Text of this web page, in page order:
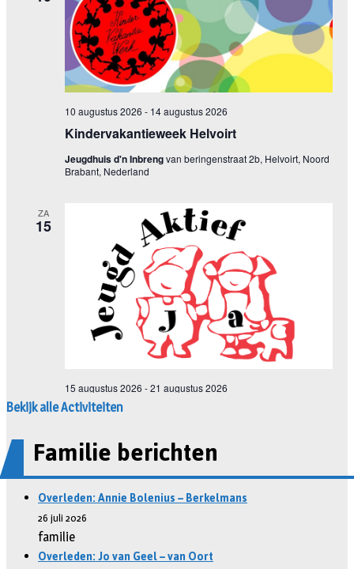
Bekijk alle Activiteiten
Familie berichten
Overleden: Annie Bolenius – Berkelmans
26 juli 2026
familie
Overleden: Jo van Geel – van Oort